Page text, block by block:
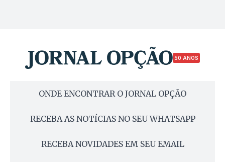
50 ANOS
ONDE ENCONTRAR O JORNAL OPÇÃO
RECEBA AS NOTÍCIAS NO SEU WHATSAPP
RECEBA NOVIDADES EM SEU EMAIL